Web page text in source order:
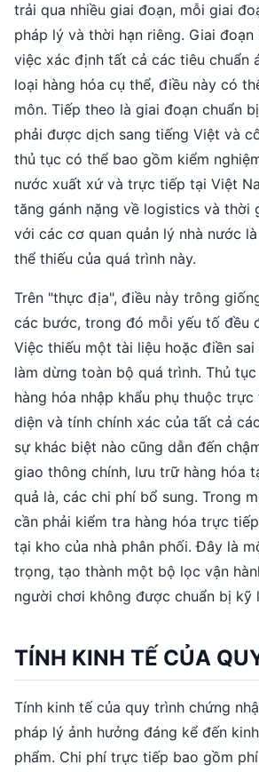
trải qua nhiều giai đoạn, mỗi giai
pháp lý và thời hạn riêng. Giai
việc xác định tất cả các tiêu chuẩn
loại hàng hóa cụ thể, điều này có
môn. Tiếp theo là giai đoạn chuẩn
phải được dịch sang tiếng Việt và
thủ tục có thể bao gồm kiểm
nước xuất xứ và trực tiếp tại Việt
tăng gánh nặng về logistics và thời
với các cơ quan quản lý nhà nước
thể thiếu của quá trình này.
Trên "thực địa", điều này trông
các bước, trong đó mỗi yếu tố đều
Việc thiếu một tài liệu hoặc điền
làm dừng toàn bộ quá trình. Thủ
hàng hóa nhập khẩu phụ thuộc
diện và tính chính xác của tất cả
sự khác biệt nào cũng dẫn đến
giao thông chính, lưu trữ hàng hóa
quả là, các chi phí bổ sung. Trong
cần phải kiểm tra hàng hóa trực
tại kho của nhà phân phối. Đây là
trọng, tạo thành một bộ lọc vận
người chơi không được chuẩn bị kỹ
TÍNH KINH TẾ CỦA
Tính kinh tế của quy trình chứng
pháp lý ảnh hưởng đáng kể đến
phẩm. Chi phí trực tiếp bao gồm